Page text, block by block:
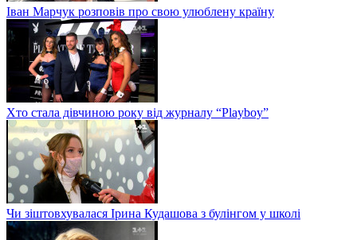
Іван Марчук розповів про свою улюблену країну
Хто стала дівчиною року від журналу “Playboy”
Чи зіштовхувалася Ірина Кудашова з булінгом у школі